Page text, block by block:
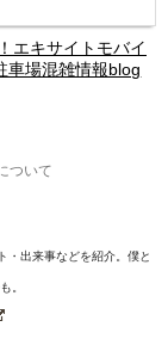
エキサイトモバイ
車場混雑情報blog
ついて
・出来事などを紹介。僕と
。